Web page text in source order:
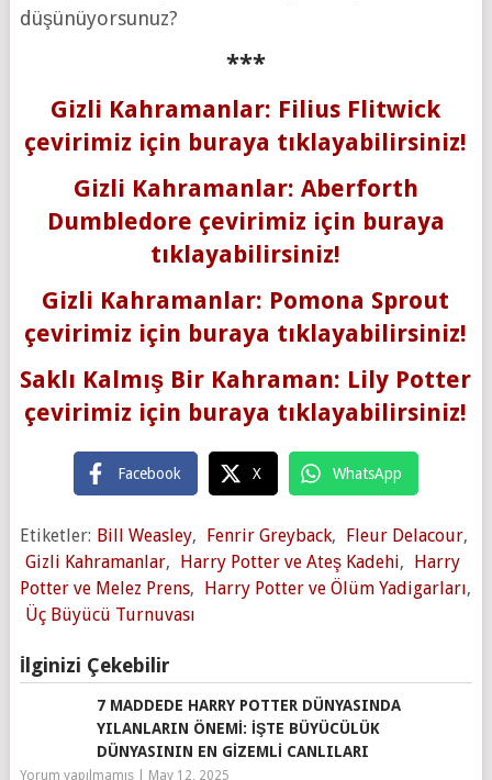
düşünüyorsunuz?
***
Gizli Kahramanlar: Filius Flitwick
çevirimiz için buraya tıklayabilirsiniz!
Gizli Kahramanlar: Aberforth
Dumbledore çevirimiz için buraya
tıklayabilirsiniz!
Gizli Kahramanlar: Pomona Sprout
çevirimiz için buraya tıklayabilirsiniz!
Saklı Kalmış Bir Kahraman: Lily Potter
çevirimiz için buraya tıklayabilirsiniz!
Facebook X WhatsApp
Etiketler: Bill Weasley, Fenrir Greyback, Fleur Delacour,
Gizli Kahramanlar, Harry Potter ve Ateş Kadehi, Harry
Potter ve Melez Prens, Harry Potter ve Ölüm Yadigarları,
Üç Büyücü Turnuvası
İlginizi Çekebilir
7 MADDEDE HARRY POTTER DÜNYASINDA
YILANLARIN ÖNEMI: İŞTE BÜYÜCÜLÜK
DÜNYASININ EN GIZEMLI CANLILARI
Yorum yapılmamış| May 12, 2025